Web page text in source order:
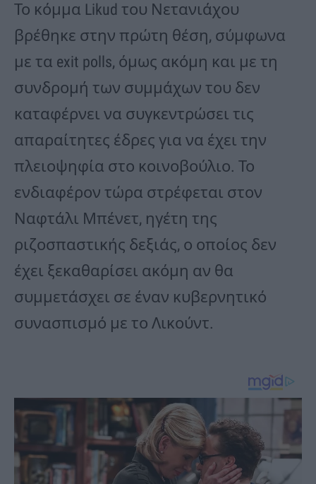
Το κόμμα Likud του Νετανιάχου
βρέθηκε στην πρώτη θέση, σύμφωνα
με τα exit polls, όμως ακόμη και με τη
συνδρομή των συμμάχων του δεν
καταφέρνει να συγκεντρώσει τις
απαραίτητες έδρες για να έχει την
πλειοψηφία στο κοινοβούλιο. Το
ενδιαφέρον τώρα στρέφεται στον
Ναφτάλι Μπένετ, ηγέτη της
ριζοσπαστικής δεξιάς, ο οποίος δεν
έχει ξεκαθαρίσει ακόμη αν θα
συμμετάσχει σε έναν κυβερνητικό
συνασπισμό με το Λικούντ.